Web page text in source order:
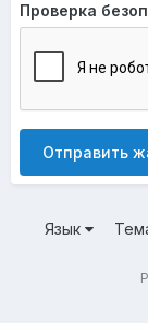
Проверка
Отправить
Язык